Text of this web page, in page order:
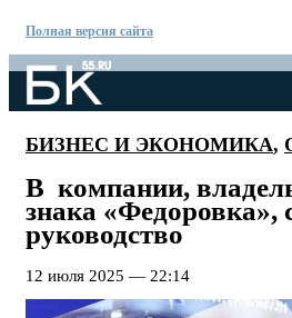
Полная версия сайта
БИЗНЕС И ЭКОНОМИКА,
В компании,
знака «Федоровка»,
руководство
12 июля 2025 — 22:14